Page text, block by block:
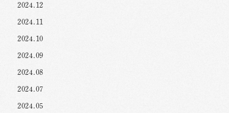
2024.12
2024.11
2024.10
2024.09
2024.08
2024.07
2024.05